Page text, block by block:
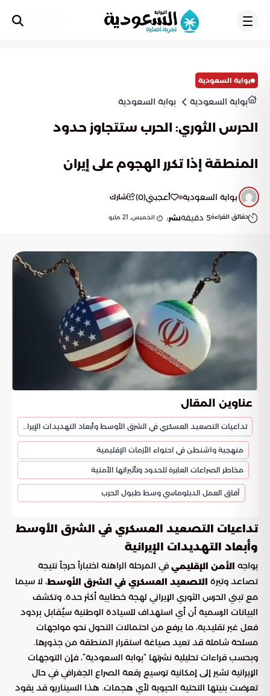
بوابة السعودية
بوابة السعودية بوابة السعودية
الحرس الثوري: الحرب ستتجاوز حدود
المنطقة إذا تكرر الهجوم على إيران
بوابة السعودية أعجبني(
0
) شارك
دقائق القراءة5 دقيقةنشر: الخميس, 21 مايو
عناوين المقال
تداعيات التصعيد العسكري في الشرق الأوسط وأبعاد التهديدات الإيرانية
منهجية واشنطن في احتواء الأزمات الإقليمية
مخاطر الصراعات العابرة للحدود وتأثيراتها الأمنية
آفاق العمل الدبلوماسي وسط طبول الحرب
تداعيات التصعيد العسكري في الشرق الأوسط
وأبعاد التهديدات الإيرانية
يواجه الأمن الإقليمي في المرحلة الراهنة اختباراً حرجاً نتيجة
تصاعد وتيرة التصعيد العسكري في الشرق الأوسط، لا سيما
مع تبني الحرس الثوري الإيراني لهجة خطابية أكثر حدة. وتكشف
البيانات الرسمية أن أي استهداف للسيادة الوطنية سيُقابل بردود
فعل غير تقليدية، ما يرفع من احتمالات التحول نحو مواجهات
مسلحة شاملة قد تعيد صياغة استقرار المنطقة من جذورها.
وبحسب قراءات تحليلية نشرتها “بوابة السعودية”، فإن التوجهات
الإيرانية تشير إلى إمكانية توسيع رقعة الصراع الجغرافي في حال
تعرضت بنيتها التحتية الحيوية لأي هجمات. هذا السيناريو قد يقود